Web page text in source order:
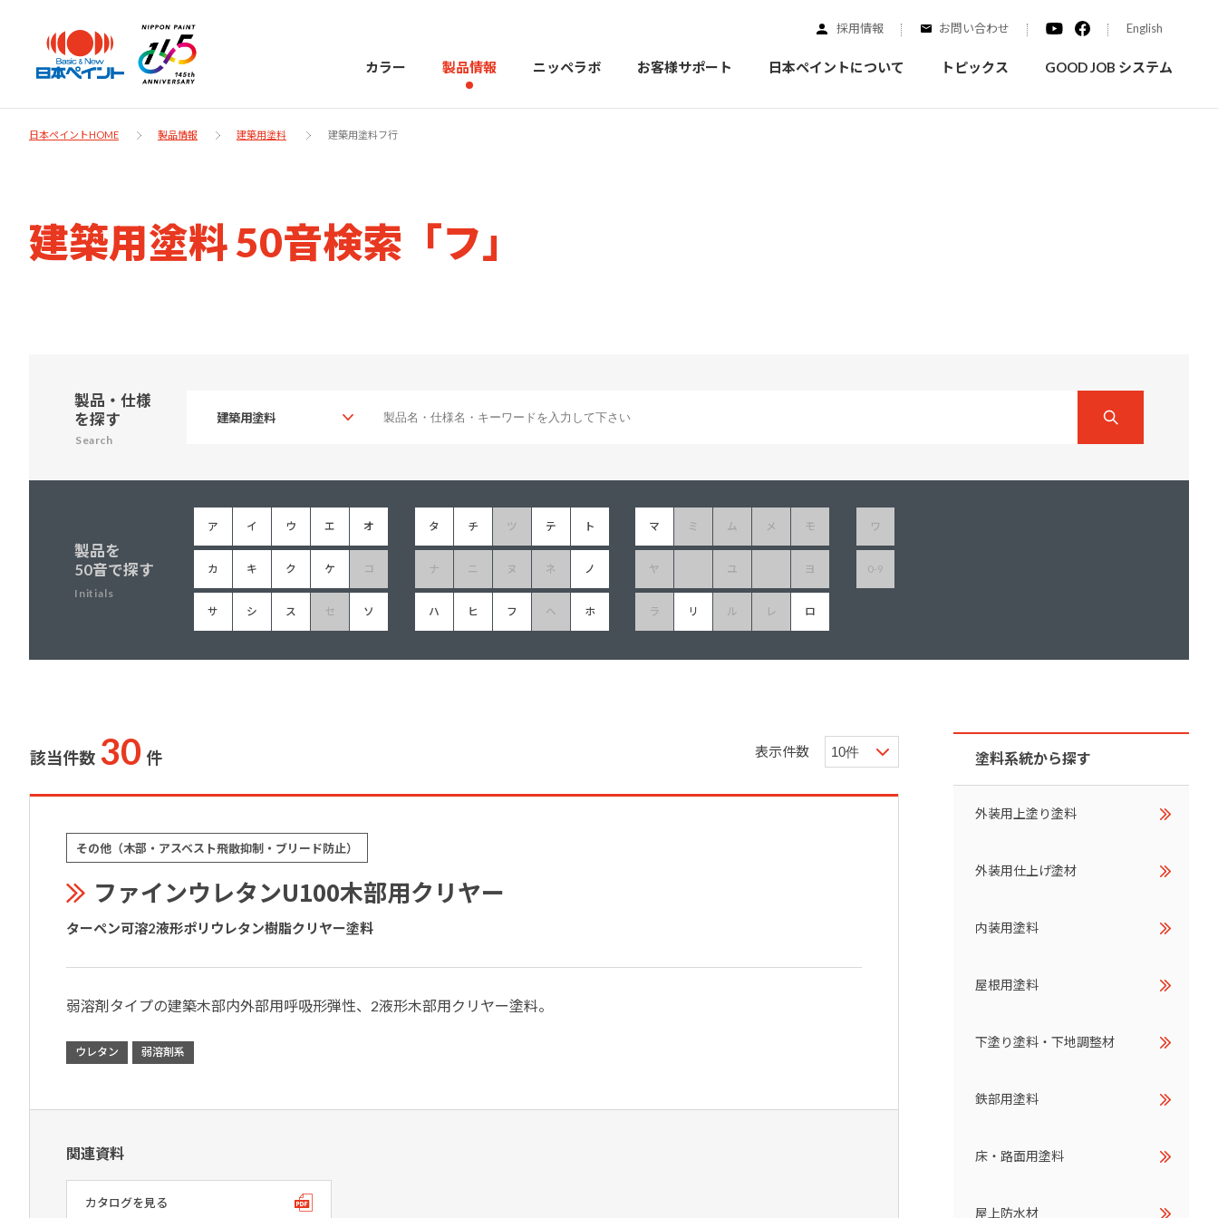
採用情報 お問い合わせ English
カラー 製品情報
建築・重防食・自動車補修用の各分野で、
幅広い製品ラインナップをご用意していま
グランセラシリーズ パーフェクトシリーズ
プロテクトン
SUSTAINA SYSTEM
グリーンループBMK
ニッペラボ
紹介します。
カラーコーディネーター戸建ておすすめ配色
塗料に関する用語を調べることができます
ダイヤモンドコート加盟施工店がお届けする
品質重視の戸建て住宅システムはこちら
お客様サポート
お客様サポー
あるご質問」をご参照ください。
販売店様向けサイト
日本ペイントについて
日本ペイント
に
物や大型構造物用、自動車の補修塗装向け
塗料の開発・製造および販売を展開。全国
意匠性とコーティング技術をご提供してま
ご利用にあたって 個人情報の取扱いについて
トピックス GOOD JOB システム
日本ペイントHOME 製品情報 建築用塗料 建築用塗料フ行
建築用塗料 50音検索「フ」
製品・仕様
を探す
Search
製品を
50音で探す
Initials
ア イ ウ エ オ
カ キ ク ケ コ
サ シ ス セ ソ
タ チ ツ テ ト
ナ ニ ヌ ネ ノ
ハ ヒ フ ヘ ホ
マ ミ ム メ モ
ヤ ユ ヨ
ラ リ ル レ ロ
ワ
0-9
該当件数 30 件 表示件数
その他（木部・アスベスト飛散抑制・ブリード防止）
ファインウレタンU100木部用クリヤー
ターペン可溶2液形ポリウレタン樹脂クリヤー塗料
弱溶剤タイプの建築木部内外部用呼吸形弾性、2液形木部用クリヤー塗料。
ウレタン 弱溶剤系
関連資料
カタログを見る
塗料系統から探す
外装用上塗り塗料
外装用仕上げ塗材
内装用塗料
屋根用塗料
下塗り塗料・下地調整材
鉄部用塗料
床・路面用塗料
屋上防水材